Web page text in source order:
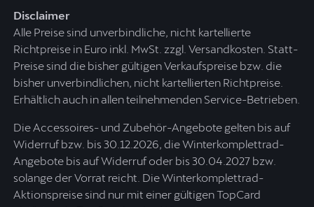
Disclaimer
Alle Preise sind unverbindliche, nicht kartellierte
Richtpreise in Euro inkl. MwSt. zzgl. Versandkosten. Statt-
Preise sind die bisher gültigen Verkaufspreise bzw. die
bisher unverbindlichen, nicht kartellierten Richtpreise.
Erhältlich auch in allen teilnehmenden Service-Betrieben.
Die Accessoires- und Zubehör-Angebote gelten bis auf
Widerruf bzw. bis 30.12.2026, die Winterkomplettrad-
Angebote bis auf Widerruf oder bis 30.04.2027 bzw.
solange der Vorrat reicht. Die Winterkomplettrad-
Aktionspreise sind nur mit einer gültigen TopCard